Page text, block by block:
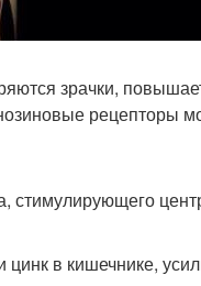
зрачки,
рецепторы
стимулирующего
в кишечнике,